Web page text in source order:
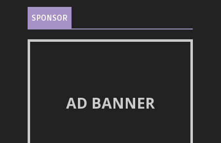
SPONSOR
AD BANNER